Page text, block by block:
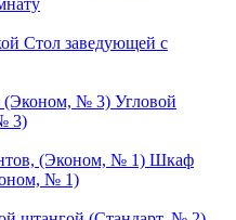
Стол заведующей с
Угловой
3)
Шкаф
№ 1)